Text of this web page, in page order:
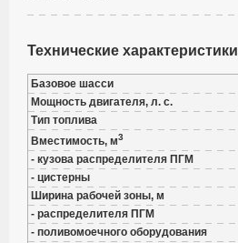
Технические характеристики
Базовое шасси
Мощность двигателя, л. с.
Тип топлива
Вместимость, м3
- кузова распределителя ПГМ
- цистерны
Ширина рабочей зоны, м
- распределителя ПГМ
- поливомоечного оборудования